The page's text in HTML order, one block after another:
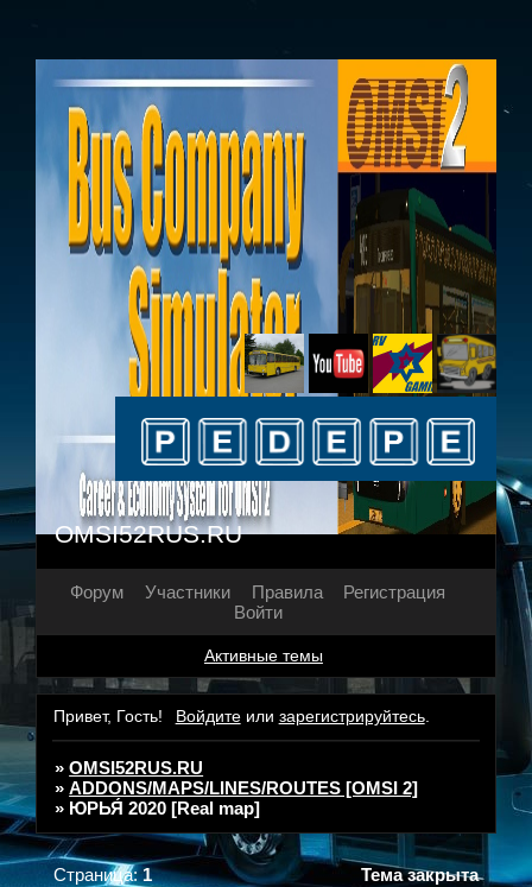
OMSI52RUS.RU
Форум Участники Правила
Регистрация
Войти
Активные темы
Привет, Гость! Войдитеили зарегистрируйтесь.
»OMSI52RUS.RU
»ADDONS/MAPS/LINES/ROUTES [OMSI 2]
» ЮРЬЯ́ 2020 [Real map]
Страница:1 Тема закрыта